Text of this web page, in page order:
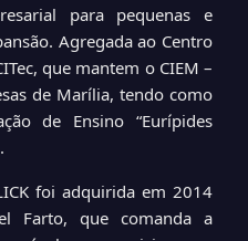
para pequenas e
Agregada ao Centro
que mantem o CIEM –
de Marília, tendo como
de Ensino “Eurípides
foi adquirida em 2014
Farto, que comanda a